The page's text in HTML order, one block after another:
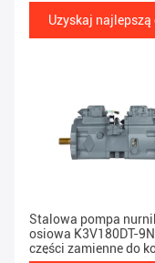
ładowarki
Uzyskaj najlepszą
Stalowa pompa
osiowa K3V180DT-
części zamienne do